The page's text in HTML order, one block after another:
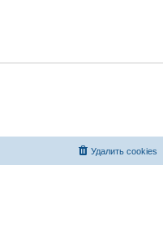
Удалить cookies